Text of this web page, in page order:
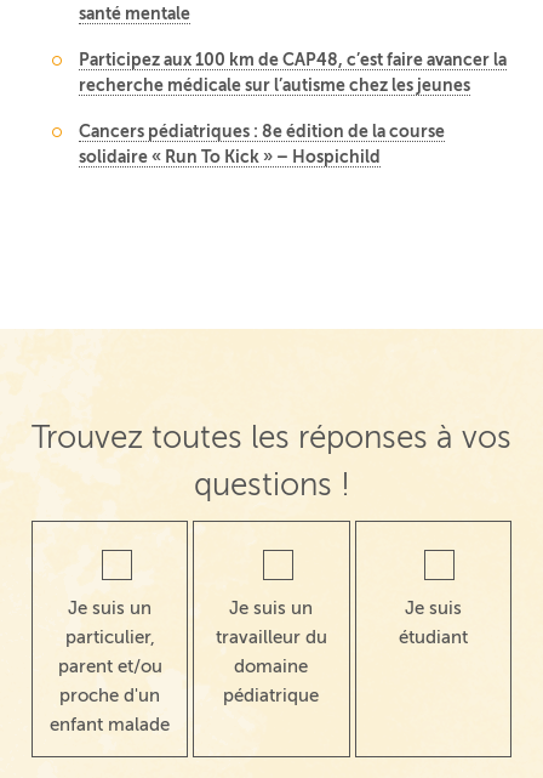
santé mentale
Participez aux 100 km de CAP48, c’est faire avancer la
recherche médicale sur l’autisme chez les jeunes
Cancers pédiatriques : 8e édition de la course
solidaire « Run To Kick » – Hospichild
Trouvez toutes les réponses à vos
questions !
Je suis un
particulier,
parent et/ou
proche d'un
enfant malade
Je suis un
travailleur du
domaine
pédiatrique
Je suis
étudiant